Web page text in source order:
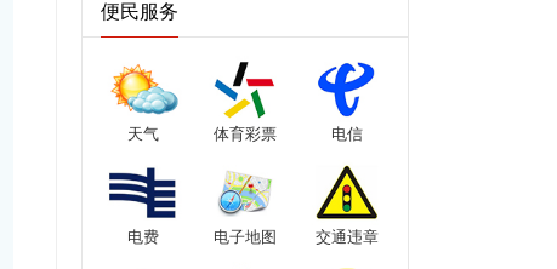
便民服务
天气 体育彩票 电信
电费 电子地图 交通违章